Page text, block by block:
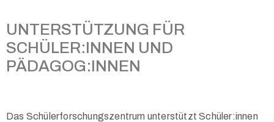
UNTERSTÜTZUNG FÜR
SCHÜLER:INNEN UND
PÄDAGOG:INNEN
Das Schülerforschungszentrum unterstützt Schüler:innen